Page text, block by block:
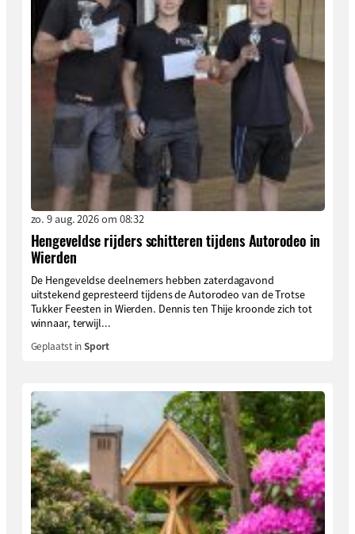
zo. 9 aug. 2026 om 08:32
Hengeveldse rijders schitteren tijdens Autorodeo in
Wierden
De Hengeveldse deelnemers hebben zaterdagavond
uitstekend gepresteerd tijdens de Autorodeo van de Trotse
Tukker Feesten in Wierden. Dennis ten Thije kroonde zich tot
winnaar, terwijl...
Geplaatst inSport